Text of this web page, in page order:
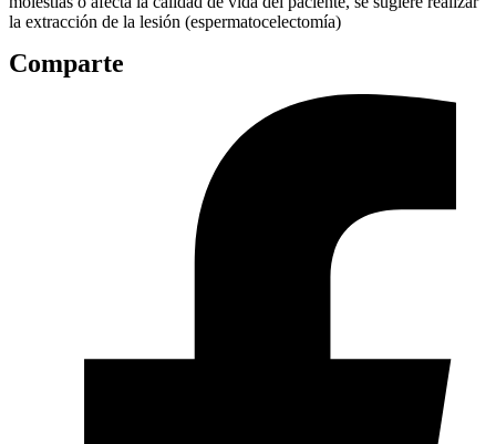
la extracción de la lesión (espermatocelectomía)
Comparte